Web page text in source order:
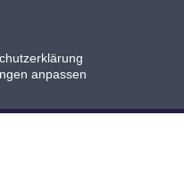
anpassen